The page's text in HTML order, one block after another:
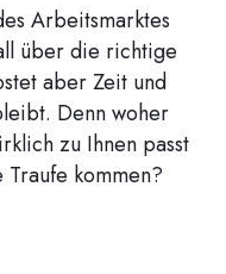
Arbeitsmarktes
über die richtige
aber Zeit und
Denn woher
zu Ihnen passt
kommen?